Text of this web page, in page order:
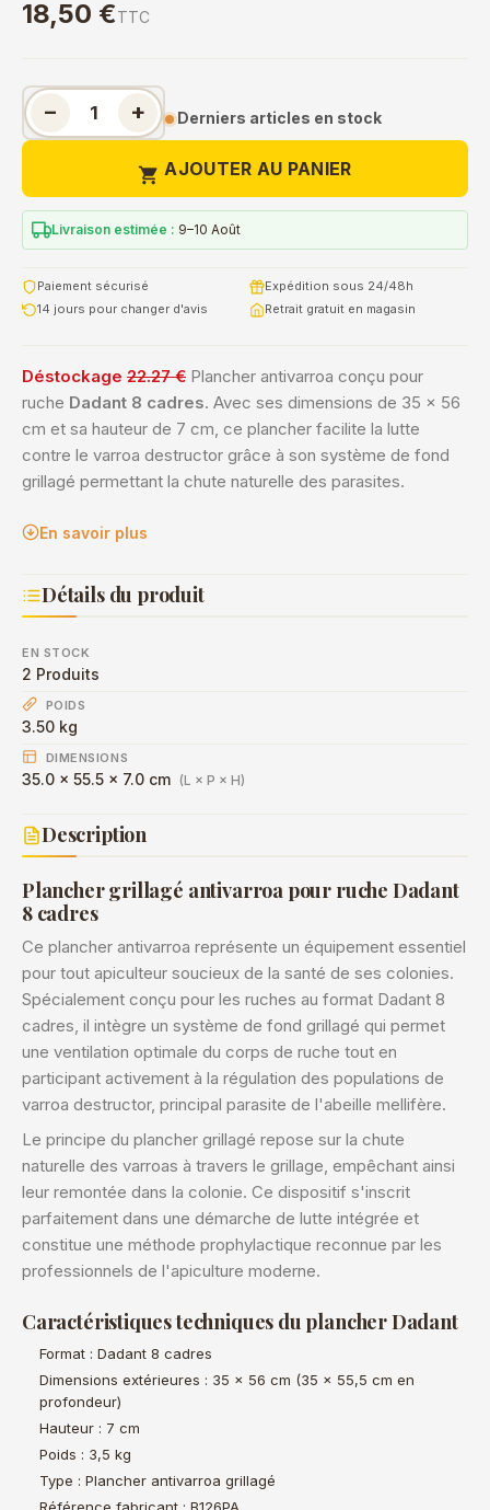
18,50 €TTC
− + Derniers articles en stock
 AJOUTER AU PANIER
Livraison estimée : 9–10 Août
Paiement sécurisé
Expédition sous 24/48h
14 jours pour changer d'avis
Retrait gratuit en magasin
Déstockage 22.27 € Plancher antivarroa conçu pour
ruche Dadant 8 cadres. Avec ses dimensions de 35 x 56
cm et sa hauteur de 7 cm, ce plancher facilite la lutte
contre le varroa destructor grâce à son système de fond
grillagé permettant la chute naturelle des parasites.
En savoir plus
Détails du produit
EN STOCK
2 Produits
POIDS
3.50 kg
DIMENSIONS
35.0 × 55.5 × 7.0 cm (L × P × H)
Description
Plancher grillagé antivarroa pour ruche Dadant
8 cadres
Ce plancher antivarroa représente un équipement essentiel
pour tout apiculteur soucieux de la santé de ses colonies.
Spécialement conçu pour les ruches au format Dadant 8
cadres, il intègre un système de fond grillagé qui permet
une ventilation optimale du corps de ruche tout en
participant activement à la régulation des populations de
varroa destructor, principal parasite de l'abeille mellifère.
Le principe du plancher grillagé repose sur la chute
naturelle des varroas à travers le grillage, empêchant ainsi
leur remontée dans la colonie. Ce dispositif s'inscrit
parfaitement dans une démarche de lutte intégrée et
constitue une méthode prophylactique reconnue par les
professionnels de l'apiculture moderne.
Caractéristiques techniques du plancher Dadant
Format : Dadant 8 cadres
Dimensions extérieures : 35 x 56 cm (35 x 55,5 cm en
profondeur)
Hauteur : 7 cm
Poids : 3,5 kg
Type : Plancher antivarroa grillagé